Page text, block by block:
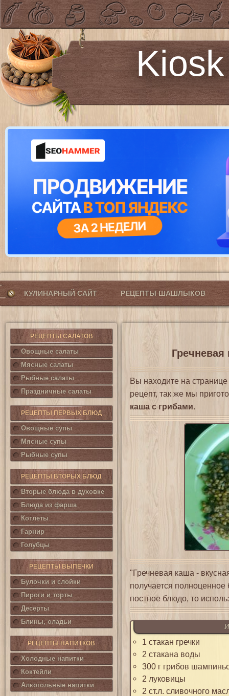
КУЛИНАРНЫЙ САЙТ РЕЦЕПТЫ ШАШЛЫКОВ
РЕЦЕПТЫ САЛАТОВ
Овощные салаты
Мясные салаты
Рыбные салаты
Праздничные салаты
РЕЦЕПТЫ ПЕРВЫХ БЛЮД
Овощные супы
Мясные супы
Рыбные супы
РЕЦЕПТЫ ВТОРЫХ БЛЮД
Вторые блюда в духовке
Блюда из фарша
Котлеты
Гарнир
Голубцы
РЕЦЕПТЫ ВЫПЕЧКИ
Булочки и слойки
Пироги и торты
Десерты
Блины, оладьи
РЕЦЕПТЫ НАПИТКОВ
Холодные напитки
Коктейли
Алкогольные напитки
Гречневая
Вы находите на странице
рецепт, так же мы
каша с грибами.
"Гречневая каша -
получается
постное блюдо, то
1 стакан гречки
2 стакана воды
300 г грибов
2 луковицы
2 ст.л. сливочного